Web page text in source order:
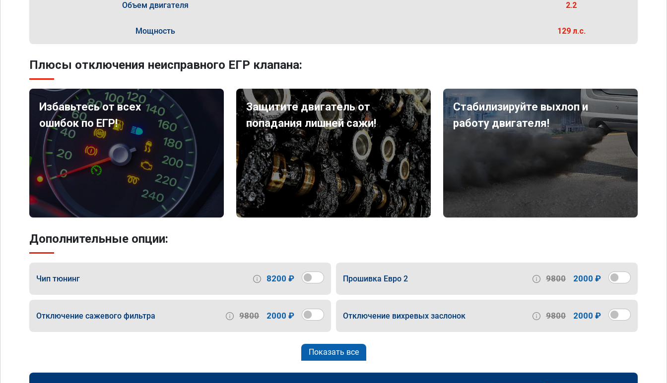
Объем двигателя 2.2
Мощность 129 л.с.
Плюсы отключения неисправного ЕГР клапана:
Избавьтесь от всех
ошибок по ЕГР!
Защитите двигатель от
попадания лишней сажи!
Стабилизируйте выхлоп и
работу двигателя!
Дополнительные опции:
Чип тюнинг 8200 ₽ Прошивка Евро 2 9800 2000 ₽
Отключение сажевого фильтра 9800 2000 ₽ Отключение вихревых заслонок 9800 2000 ₽
Показать все